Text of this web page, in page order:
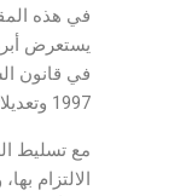
في هذه
يستعرض
1997 وتعديلاته
مع تسليط
الالتزام